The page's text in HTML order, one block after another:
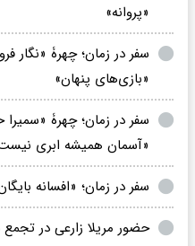
«پروانه»
«بازی‌های پنهان»
«آسمان همیشه ابری
سفر در زمان؛ «افسانه بایگان» در 46 سالگی با
حضور مریلا زارعی در